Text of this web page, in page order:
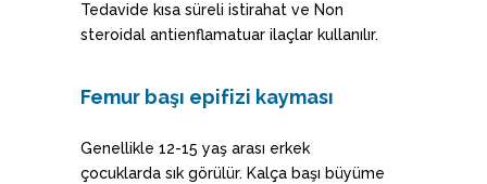
Tedavide kısa süreli istirahat ve Non
steroidal antienflamatuar ilaçlar kullanılır.
Femur başı epifizi kayması
Genellikle 12-15 yaş arası erkek
çocuklarda sık görülür. Kalça başı büyüme